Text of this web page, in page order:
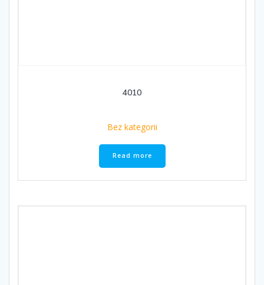
4010
Bez kategorii
Read more